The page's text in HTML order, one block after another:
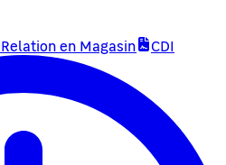
en Magasin CDI